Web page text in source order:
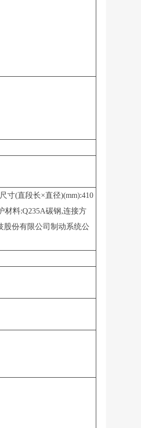
寸(直段长×直径)(mm):410
材料:Q235A碳钢,连接方
股份有限公司制动系统公